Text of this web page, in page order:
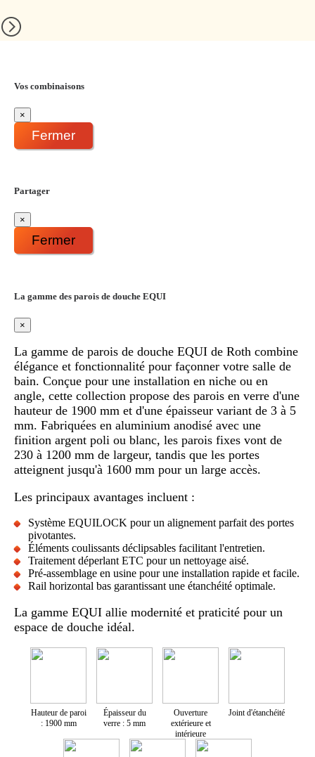
Vos combinaisons
×
Fermer
Partager
×
Fermer
La gamme des parois de douche EQUI
×
La gamme de parois de douche EQUI de Roth combine
élégance et fonctionnalité pour façonner votre salle de
bain. Conçue pour une installation en niche ou en
angle, cette collection propose des parois en verre d'une
hauteur de 1900 mm et d'une épaisseur variant de 3 à 5
mm. Fabriquées en aluminium anodisé avec une
finition argent poli ou blanc, les parois fixes vont de
230 à 1200 mm de largeur, tandis que les portes
atteignent jusqu'à 1600 mm pour un large accès.
Les principaux avantages incluent :
Système EQUILOCK pour un alignement parfait des portes
pivotantes.
Éléments coulissants déclipsables facilitant l'entretien.
Traitement déperlant ETC pour un nettoyage aisé.
Pré-assemblage en usine pour une installation rapide et facile.
Rail horizontal bas garantissant une étanchéité optimale.
La gamme EQUI allie modernité et praticité pour un
espace de douche idéal.
Hauteur de paroi
: 1900 mm
Épaisseur du
verre : 5 mm
Ouverture
extérieure et
intérieure
Joint d'étanchéité